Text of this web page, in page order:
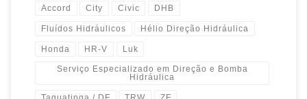
Accord City Civic DHB
Fluídos Hidráulicos Hélio Direção Hidráulica
Honda HR-V Luk
Serviço Especializado em Direção e Bomba
Hidráulica